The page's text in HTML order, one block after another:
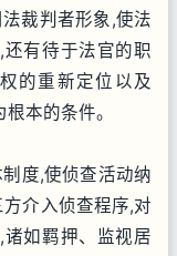
裁判者形象,使法
有待于法官的职
的重新定位以及
本的条件。
度,使侦查活动纳
介入侦查程序,对
如羁押、监视居